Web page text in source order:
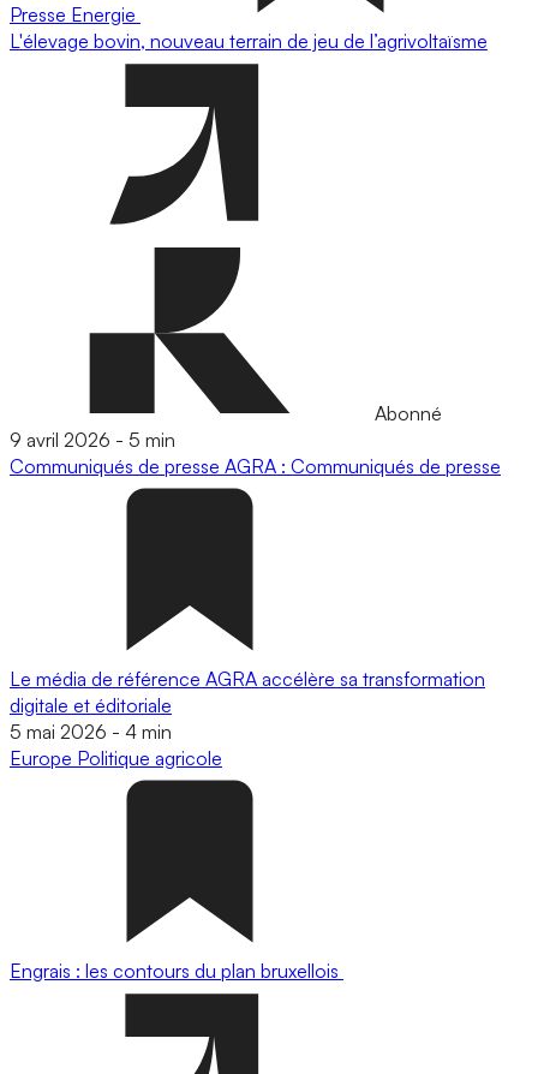
Presse Energie
L'élevage bovin, nouveau terrain de jeu de l’agrivoltaïsme
Abonné
9 avril 2026 - 5 min
Communiqués de presse AGRA : Communiqués de presse
Le média de référence AGRA accélère sa transformation
digitale et éditoriale
5 mai 2026 - 4 min
Europe Politique agricole
Engrais : les contours du plan bruxellois